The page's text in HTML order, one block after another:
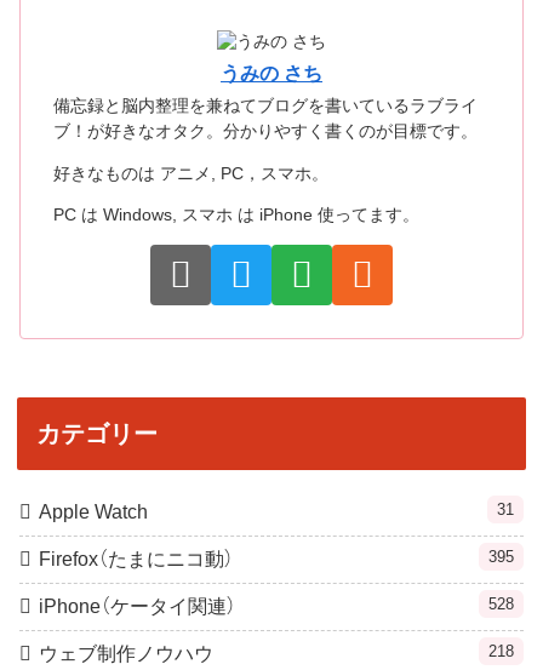
うみの さち
備忘録と脳内整理を兼ねてブログを書いているラブライ
ブ！が好きなオタク。分かりやすく書くのが目標です。
好きなものは アニメ, PC，スマホ。
PC は Windows, スマホ は iPhone 使ってます。
カテゴリー
Apple Watch 31
Firefox（たまにニコ動） 395
iPhone（ケータイ関連） 528
ウェブ制作ノウハウ 218